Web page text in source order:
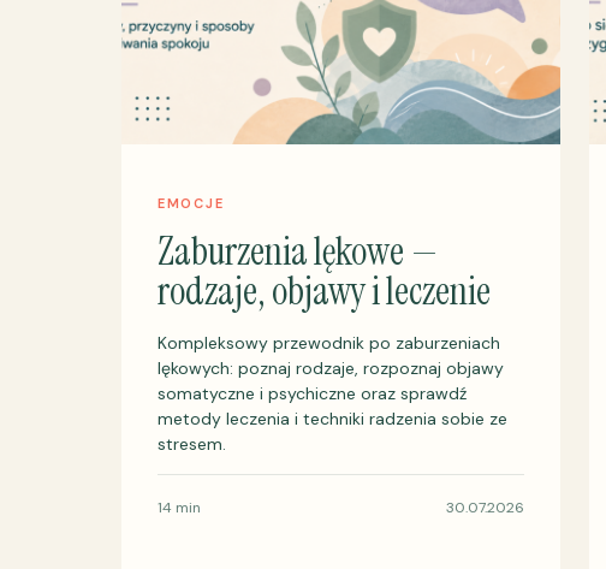
EMOCJE
Zaburzenia lękowe —
rodzaje, objawy i leczenie
Kompleksowy przewodnik po zaburzeniach
lękowych: poznaj rodzaje, rozpoznaj objawy
somatyczne i psychiczne oraz sprawdź
metody leczenia i techniki radzenia sobie ze
stresem.
14 min 30.07.2026